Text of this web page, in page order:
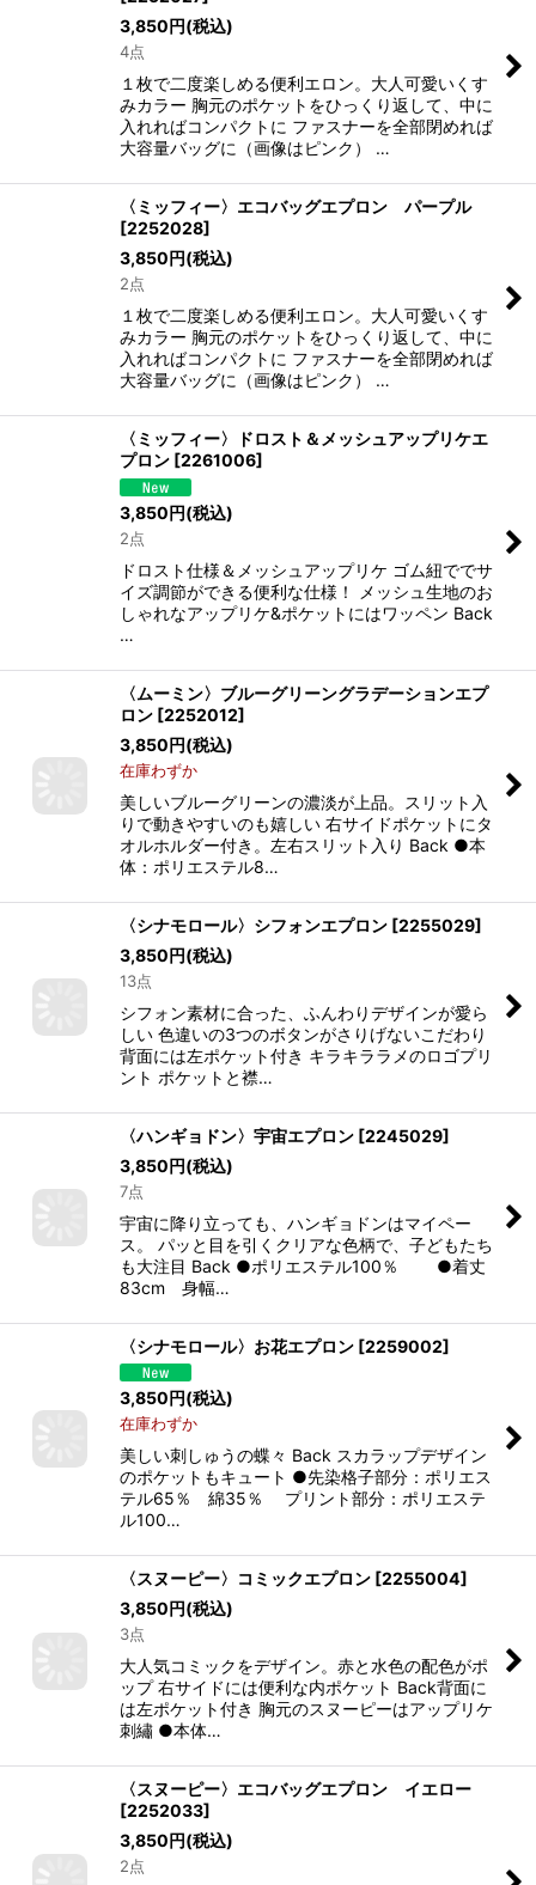
3,850円(税込)
4点
１枚で二度楽しめる便利エロン。大人可愛いくす
みカラー 胸元のポケットをひっくり返して、中に
入れればコンパクトに ファスナーを全部閉めれば
大容量バッグに（画像はピンク） …
〈ミッフィー〉エコバッグエプロン パープル
[2252028]
3,850円(税込)
2点
１枚で二度楽しめる便利エロン。大人可愛いくす
みカラー 胸元のポケットをひっくり返して、中に
入れればコンパクトに ファスナーを全部閉めれば
大容量バッグに（画像はピンク） …
〈ミッフィー〉ドロスト＆メッシュアップリケエ
プロン [2261006]
3,850円(税込)
2点
ドロスト仕様＆メッシュアップリケ ゴム紐ででサ
イズ調節ができる便利な仕様！ メッシュ生地のお
しゃれなアップリケ&ポケットにはワッペン Back
…
〈ムーミン〉ブルーグリーングラデーションエプ
ロン [2252012]
3,850円(税込)
在庫わずか
美しいブルーグリーンの濃淡が上品。スリット入
りで動きやすいのも嬉しい 右サイドポケットにタ
オルホルダー付き。左右スリット入り Back ●本
体：ポリエステル8…
〈シナモロール〉シフォンエプロン [2255029]
3,850円(税込)
13点
シフォン素材に合った、ふんわりデザインが愛ら
しい 色違いの3つのボタンがさりげないこだわり
背面には左ポケット付き キラキララメのロゴプリ
ント ポケットと襟…
〈ハンギョドン〉宇宙エプロン [2245029]
3,850円(税込)
7点
宇宙に降り立っても、ハンギョドンはマイペー
ス。 パッと目を引くクリアな色柄で、子どもたち
も大注目 Back ●ポリエステル100％ ●着丈
83cm 身幅…
〈シナモロール〉お花エプロン [2259002]
3,850円(税込)
在庫わずか
美しい刺しゅうの蝶々 Back スカラップデザイン
のポケットもキュート ●先染格子部分：ポリエス
テル65％ 綿35％ プリント部分：ポリエステ
ル100…
〈スヌーピー〉コミックエプロン [2255004]
3,850円(税込)
3点
大人気コミックをデザイン。赤と水色の配色がポ
ップ 右サイドには便利な内ポケット Back背面に
は左ポケット付き 胸元のスヌーピーはアップリケ
刺繡 ●本体…
〈スヌーピー〉エコバッグエプロン イエロー
[2252033]
3,850円(税込)
2点